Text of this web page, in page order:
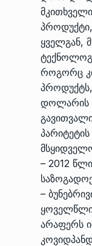
ყველგან,
როგორც
პროდუქტს,
დოლარის
– 2012
–
არაფერს